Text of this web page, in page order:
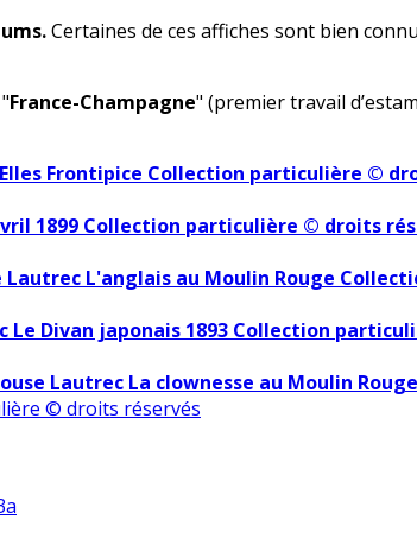
Certaines de ces affiches sont bien
France-Champagne" (premier travail
Frontipice Collection particulière ©
1899 Collection particulière © droits
Lautrec L'anglais au Moulin Rouge
Le Divan japonais 1893 Collection
Lautrec La clownesse au Moulin
© droits réservés